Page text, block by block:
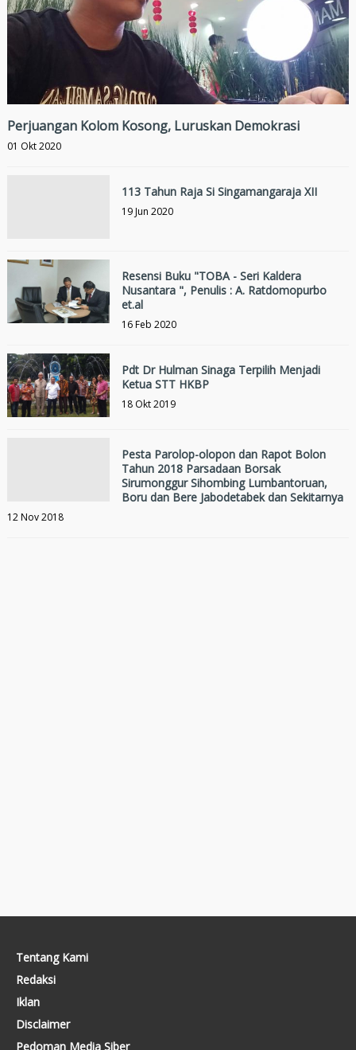
Perjuangan Kolom Kosong, Luruskan Demokrasi
01 Okt 2020
113 Tahun Raja Si Singamangaraja XII
19 Jun 2020
Resensi Buku "TOBA - Seri Kaldera
Nusantara ", Penulis : A. Ratdomopurbo
et.al
16 Feb 2020
Pdt Dr Hulman Sinaga Terpilih Menjadi
Ketua STT HKBP
18 Okt 2019
Pesta Parolop-olopon dan Rapot Bolon
Tahun 2018 Parsadaan Borsak
Sirumonggur Sihombing Lumbantoruan,
Boru dan Bere Jabodetabek dan Sekitarnya
12 Nov 2018
Tentang Kami
Redaksi
Iklan
Disclaimer
Pedoman Media Siber